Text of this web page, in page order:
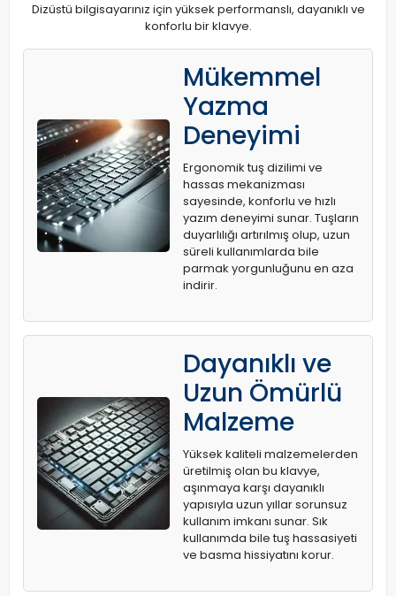
Dizüstü bilgisayarınız için yüksek performanslı, dayanıklı ve
konforlu bir klavye.
Mükemmel
Yazma
Deneyimi
Ergonomik tuş dizilimi ve
hassas mekanizması
sayesinde, konforlu ve hızlı
yazım deneyimi sunar. Tuşların
duyarlılığı artırılmış olup, uzun
süreli kullanımlarda bile
parmak yorgunluğunu en aza
indirir.
Dayanıklı ve
Uzun Ömürlü
Malzeme
Yüksek kaliteli malzemelerden
üretilmiş olan bu klavye,
aşınmaya karşı dayanıklı
yapısıyla uzun yıllar sorunsuz
kullanım imkanı sunar. Sık
kullanımda bile tuş hassasiyeti
ve basma hissiyatını korur.